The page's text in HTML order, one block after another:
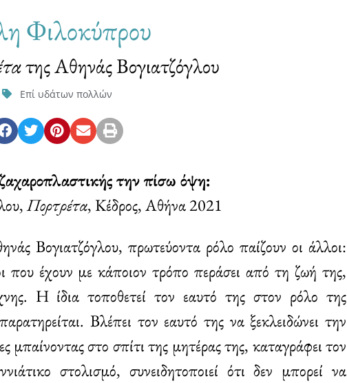
Φιλοκύπρου
της Αθηνάς Βογιατζόγλου
Επί υδάτων πολλών
την πίσω όψη:
Πορτρέτα, Κέδρος, Αθήνα 2021
Βογιατζόγλου, πρωτεύοντα ρόλο παίζουν οι άλλοι:
που έχουν με κάποιον τρόπο περάσει από τη ζωή της,
Η ίδια τοποθετεί τον εαυτό της στον ρόλο της
Βλέπει τον εαυτό της να ξεκλειδώνει την
μπαίνοντας στο σπίτι της μητέρας της, καταγράφει τον
στολισμό, συνειδητοποιεί ότι δεν μπορεί να